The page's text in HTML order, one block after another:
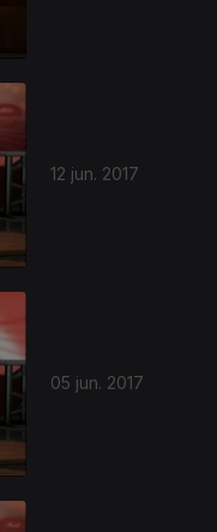
12 jun. 2017
05 jun. 2017